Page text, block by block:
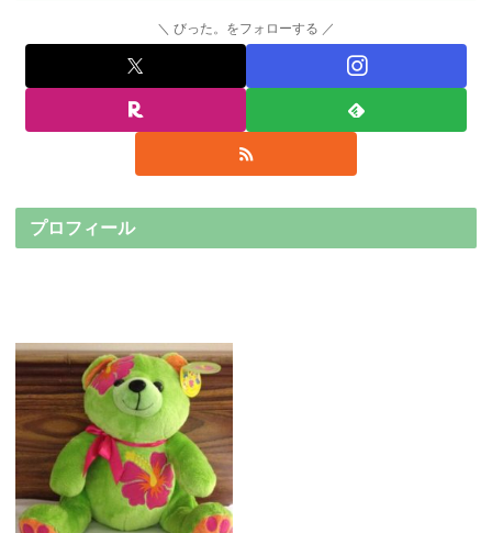
びった。をフォローする
プロフィール